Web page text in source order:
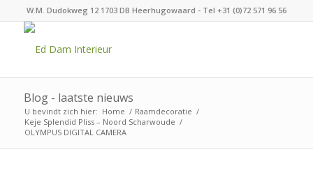
W.M. Dudokweg 12 1703 DB Heerhugowaard - Tel +31 (0)72 571 96 56
Blog - laatste nieuws
U bevindt zich hier: Home / Raamdecoratie /
Keje Splendid Pliss – Noord Scharwoude /
OLYMPUS DIGITAL CAMERA